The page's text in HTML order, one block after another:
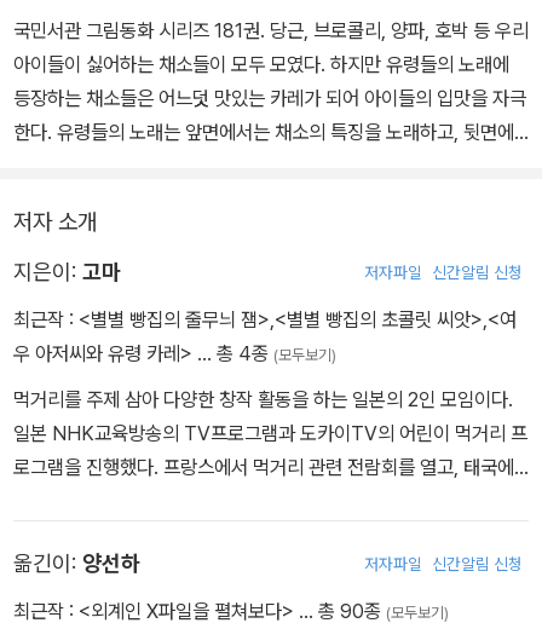
국민서관 그림동화 시리즈 181권. 당근, 브로콜리, 양파, 호박 등 우리
아이들이 싫어하는 채소들이 모두 모였다. 하지만 유령들의 노래에
등장하는 채소들은 어느덧 맛있는 카레가 되어 아이들의 입맛을 자극
한다. 유령들의 노래는 앞면에서는 채소의 특징을 노래하고, 뒷면에
특징을 익힐 수 있어 채소에 대한 거부감을 자연스럽게 줄여 준다.
본에서 요리 창작 그룹으로 활동하는 저자 Goma의 카레 레시피가
수록되어 있다. 보기만 해도 입맛을 다시게 되는 유령 카레 빵, 토마토
카레, 과일 카레, 블랑망제를 직접 만들어 볼 수 있다. 책 속 요리를 맛
보는 특별한 체험을 할 수 있을 것이다.
저자 소개
지은이: 고마 저자파일 신간알림 신청
최근작 : <별별 빵집의 줄무늬 잼>,<별별 빵집의 초콜릿 씨앗>,<여
우 아저씨와 유령 카레> … 총 4종 (모두보기)
먹거리를 주제 삼아 다양한 창작 활동을 하는 일본의 2인 모임이다.
일본 NHK교육방송의 TV프로그램과 도카이TV의 어린이 먹거리 프
로그램을 진행했다. 프랑스에서 먹거리 관련 전람회를 열고, 태국에
옮긴이: 양선하 저자파일 신간알림 신청
최근작 : <외계인 X파일을 펼쳐보다> … 총 90종 (모두보기)